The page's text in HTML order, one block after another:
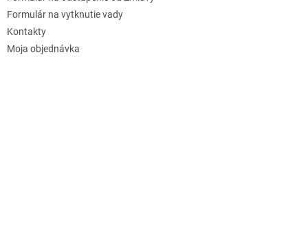
Formulár na vytknutie vady
Kontakty
Moja objednávka